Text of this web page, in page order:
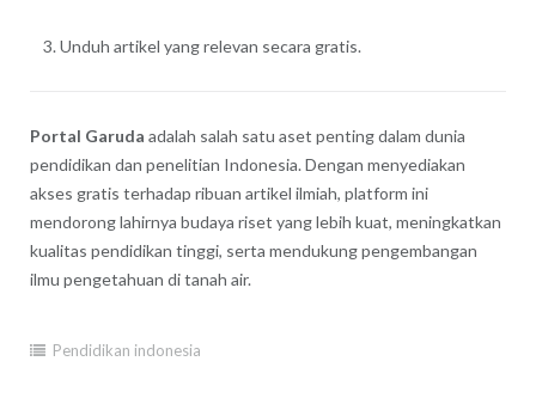
Unduh artikel yang relevan secara gratis.
Portal Garuda adalah salah satu aset penting dalam dunia
pendidikan dan penelitian Indonesia. Dengan menyediakan
akses gratis terhadap ribuan artikel ilmiah, platform ini
mendorong lahirnya budaya riset yang lebih kuat, meningkatkan
kualitas pendidikan tinggi, serta mendukung pengembangan
ilmu pengetahuan di tanah air.
Pendidikan indonesia